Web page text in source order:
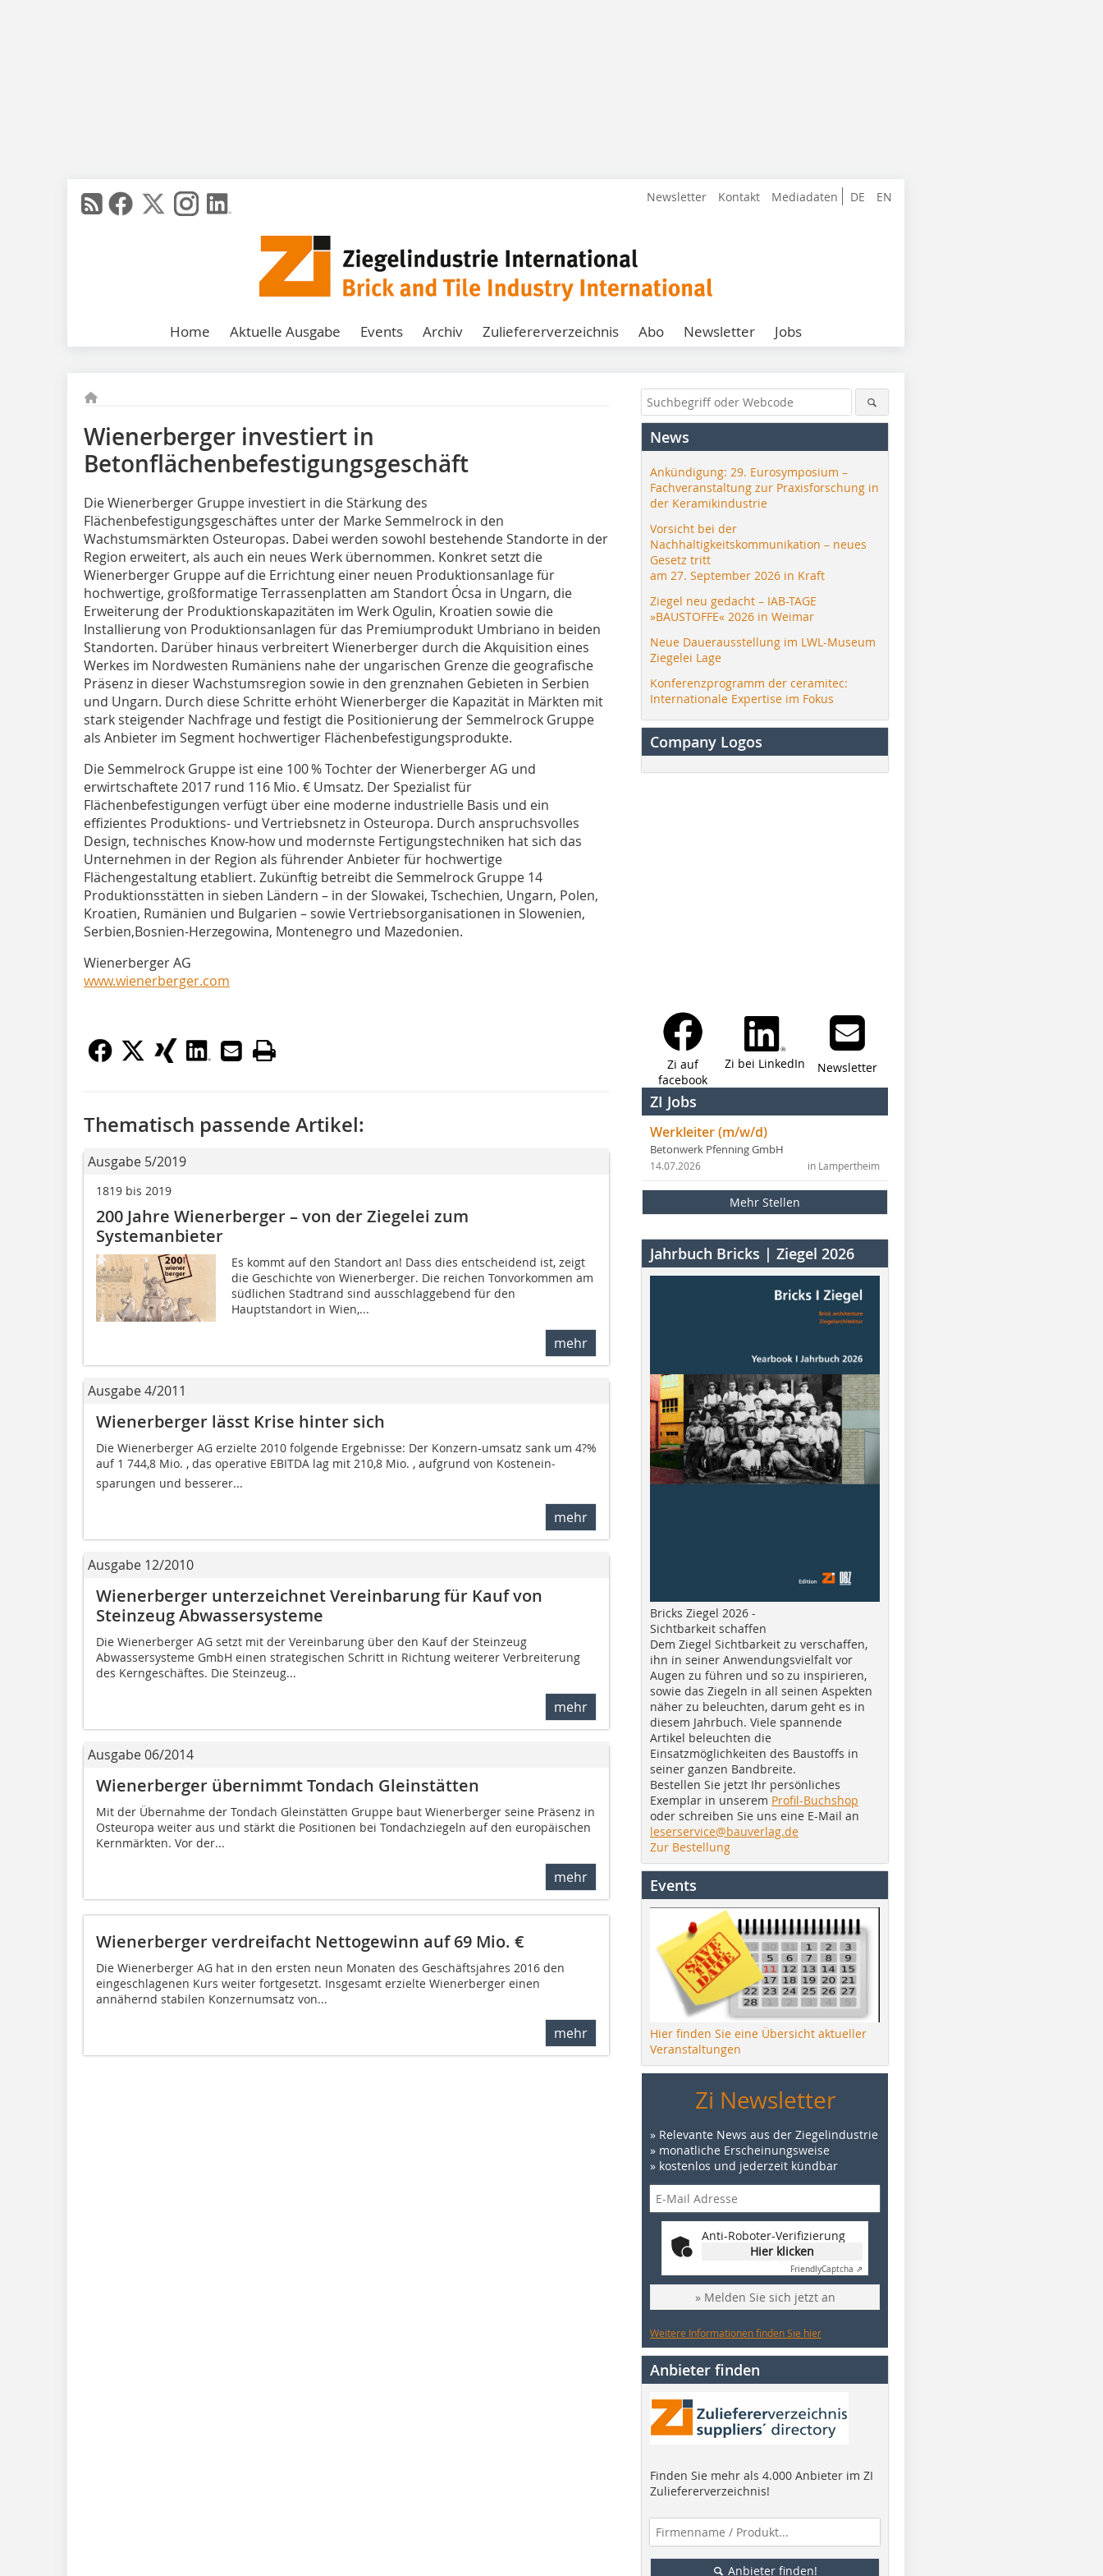
DE EN
Newsletter Kontakt Mediadaten
Home Aktuelle Ausgabe Events Archiv Zuliefererverzeichnis Abo Newsletter Jobs
Wienerberger investiert in
Betonflächenbefestigungsgeschäft
Die Wienerberger Gruppe investiert in die Stärkung des
Flächenbefestigungsgeschäftes unter der Marke Semmelrock in den
Wachstumsmärkten Osteuropas. Dabei werden sowohl bestehende Standorte in der
Region erweitert, als auch ein neues Werk übernommen. Konkret setzt die
Wienerberger Gruppe auf die Errichtung einer neuen Produktionsanlage für
hochwertige, großformatige Terrassenplatten am Standort Ócsa in Ungarn, die
Erweiterung der Produktionskapazitäten im Werk Ogulin, Kroatien sowie die
Installierung von Produktionsanlagen für das Premiumprodukt Umbriano in beiden
Standorten. Darüber hinaus verbreitert Wienerberger durch die Akquisition eines
Werkes im Nordwesten Rumäniens nahe der ungarischen Grenze die geografische
Präsenz in dieser Wachstumsregion sowie in den grenznahen Gebieten in Serbien
und Ungarn. Durch diese Schritte erhöht Wienerberger die Kapazität in Märkten mit
stark steigender Nachfrage und festigt die Positionierung der Semmelrock Gruppe
als Anbieter im Segment hochwertiger Flächenbefestigungsprodukte.
Die Semmelrock Gruppe ist eine 100 % Tochter der Wienerberger AG und
erwirtschaftete 2017 rund 116 Mio. € Umsatz. Der Spezialist für
Flächenbefestigungen verfügt über eine moderne industrielle Basis und ein
effizientes Produktions- und Vertriebsnetz in Osteuropa. Durch anspruchsvolles
Design, technisches Know-how und modernste Fertigungstechniken hat sich das
Unternehmen in der Region als führender Anbieter für hochwertige
Flächengestaltung etabliert. Zukünftig betreibt die Semmelrock Gruppe 14
Produktionsstätten in sieben Ländern – in der Slowakei, Tschechien, Ungarn, Polen,
Kroatien, Rumänien und Bulgarien – sowie Vertriebsorganisationen in Slowenien,
Serbien,Bosnien-Herzegowina, Montenegro und Mazedonien.
Wienerberger AG
www.wienerberger.com
Thematisch passende Artikel:
Ausgabe 5/2019
1819 bis 2019
200 Jahre Wienerberger – von der Ziegelei zum
Systemanbieter
Es kommt auf den Standort an! Dass dies entscheidend ist, zeigt
die Geschichte von Wienerberger. Die reichen Tonvorkommen am
südlichen Stadtrand sind ausschlaggebend für den
Hauptstandort in Wien,...
mehr
Ausgabe 4/2011
Wienerberger lässt Krise hinter sich
Die Wienerberger AG erzielte 2010 folgende Ergebnisse: Der Konzern-umsatz sank um 4?%
auf 1 744,8 Mio. , das operative EBITDA lag mit 210,8 Mio. , aufgrund von Kostenein­
sparungen und besserer...
mehr
Ausgabe 12/2010
Wienerberger unterzeichnet Vereinbarung für Kauf von
Steinzeug Abwassersysteme
Die Wienerberger AG setzt mit der Vereinbarung über den Kauf der Steinzeug
Abwassersysteme GmbH einen strategischen Schritt in Richtung weiterer Verbreiterung
des Kerngeschäftes. Die Steinzeug...
mehr
Ausgabe 06/2014
Wienerberger übernimmt Tondach Gleinstätten
Mit der Übernahme der Tondach Gleinstätten Gruppe baut Wienerberger seine Präsenz in
Osteuropa weiter aus und stärkt die Positionen bei Tondachziegeln auf den europäischen
Kernmärkten. Vor der...
mehr
Wienerberger verdreifacht Nettogewinn auf 69 Mio. €
Die Wienerberger AG hat in den ersten neun Monaten des Geschäftsjahres 2016 den
eingeschlagenen Kurs weiter fortgesetzt. Insgesamt erzielte Wienerberger einen
annähernd stabilen Konzernumsatz von...
mehr
News
Ankündigung: 29. Eurosymposium –
Fachveranstaltung zur Praxisforschung in
der Keramikindustrie
Vorsicht bei der
Nachhaltigkeitskommunikation – neues
Gesetz tritt
am 27. September 2026 in Kraft
Ziegel neu gedacht – IAB-TAGE
»BAUSTOFFE« 2026 in Weimar
Neue Dauerausstellung im LWL-Museum
Ziegelei Lage
Konferenzprogramm der ceramitec:
Internationale Expertise im Fokus
Company Logos
Zi auf
facebook
Zi bei LinkedIn Newsletter
ZI Jobs
Werkleiter (m/w/d)
Betonwerk Pfenning GmbH
in Lampertheim
14.07.2026
Mehr Stellen
Jahrbuch Bricks | Ziegel 2026
Bricks Ziegel 2026 -
Sichtbarkeit schaffen
Dem Ziegel Sichtbarkeit zu verschaffen,
ihn in seiner Anwendungsvielfalt vor
Augen zu führen und so zu inspirieren,
sowie das Ziegeln in all seinen Aspekten
näher zu beleuchten, darum geht es in
diesem Jahrbuch. Viele spannende
Artikel beleuchten die
Einsatzmöglichkeiten des Baustoffs in
seiner ganzen Bandbreite.
Bestellen Sie jetzt Ihr persönliches
Exemplar in unserem Profil-Buchshop
oder schreiben Sie uns eine E-Mail an
leserservice@bauverlag.de
Zur Bestellung
Events
Hier finden Sie eine Übersicht aktueller
Veranstaltungen
Zi Newsletter
» Relevante News aus der Ziegelindustrie
» monatliche Erscheinungsweise
» kostenlos und jederzeit kündbar
Anti-Roboter-Verifizierung
Hier klicken
FriendlyCaptcha ⇗
» Melden Sie sich jetzt an
Weitere Informationen finden Sie hier
Anbieter finden
Finden Sie mehr als 4.000 Anbieter im ZI
Zuliefererverzeichnis!
Anbieter finden!